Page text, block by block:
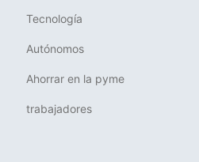
Tecnología
Autónomos
Ahorrar en la pyme
trabajadores